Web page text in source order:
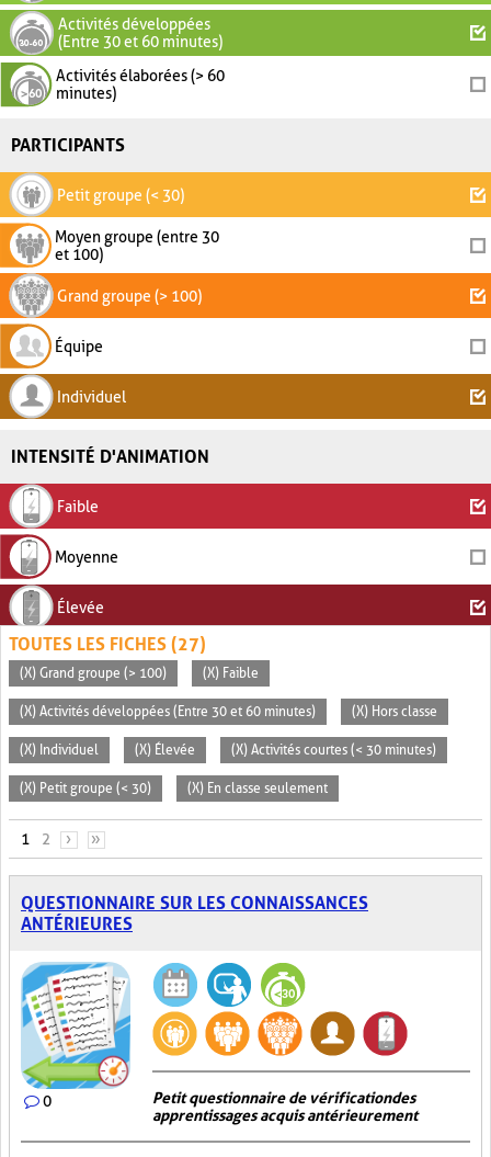
Activités développées
(Entre 30 et 60 minutes)
Activités élaborées (> 60
minutes)
PARTICIPANTS
Petit groupe (< 30)
Moyen groupe (entre 30
et 100)
Grand groupe (> 100)
Équipe
Individuel
INTENSITÉ D'ANIMATION
Faible
Moyenne
Élevée
TOUTES LES FICHES (27)
(X) Grand groupe (> 100) (X) Faible
(X) Activités développées (Entre 30 et 60 minutes) (X) Hors classe
(X) Individuel (X) Élevée (X) Activités courtes (< 30 minutes)
(X) Petit groupe (< 30) (X) En classe seulement
PAGES
1 2 › »
QUESTIONNAIRE SUR LES CONNAISSANCES
ANTÉRIEURES
0
Petit questionnaire de vérification des
apprentissages acquis antérieurement